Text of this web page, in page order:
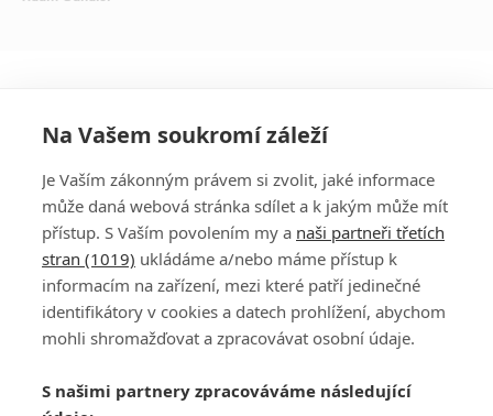
PŘIHLÁSIT
REGISTROVAT
DISKUZE
Šéfredaktorkou webu jePetr Slavík, e-mailserialy@fandimefilmu.cz
Na Vašem soukromí záleží
Je Vaším zákonným právem si zvolit, jaké informace
může daná webová stránka sdílet a k jakým může mít
přístup. S Vaším povolením my a naši partneři třetích
stran (1019) ukládáme a/nebo máme přístup k
informacím na zařízení, mezi které patří jedinečné
identifikátory v cookies a datech prohlížení, abychom
mohli shromažďovat a zpracovávat osobní údaje.
S našimi partnery zpracováváme následující